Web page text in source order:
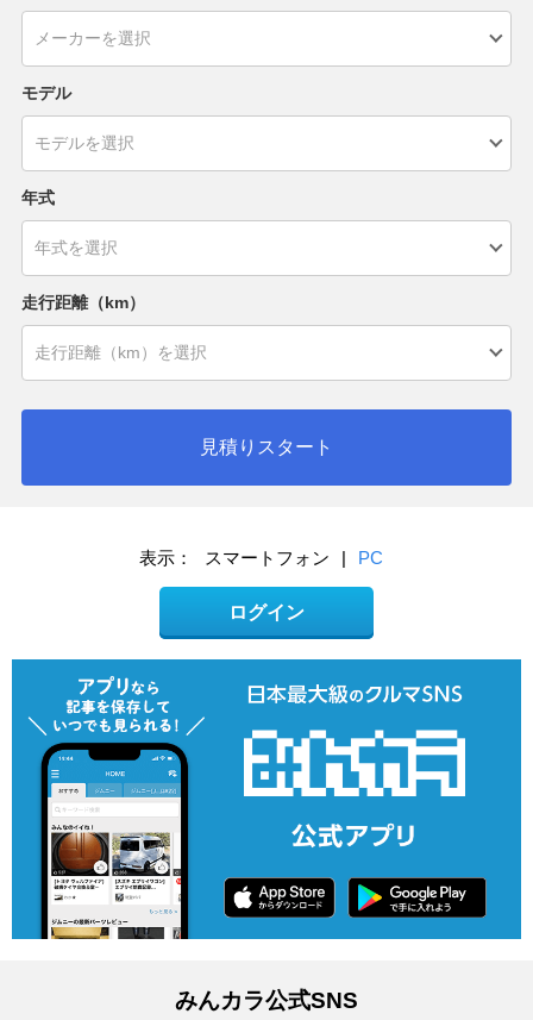
モデル
年式
走行距離（km）
見積りスタート
表示： スマートフォン | PC
ログイン
みんカラ公式SNS